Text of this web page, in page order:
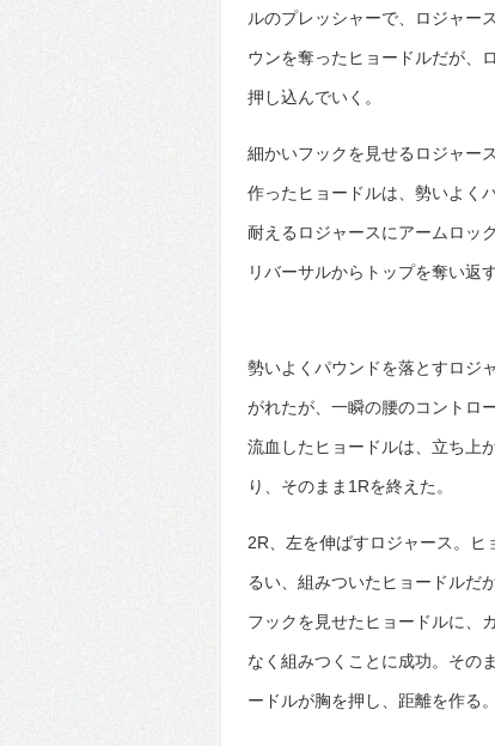
ルのプレッシャーで、ロジャー
ウンを奪ったヒョードルだが、
押し込んでいく。
細かいフックを見せるロジャー
作ったヒョードルは、勢いよく
耐えるロジャースにアームロッ
リバーサルからトップを奪い返す
勢いよくパウンドを落とすロジ
がれたが、一瞬の腰のコントロ
流血したヒョードルは、立ち上
り、そのまま1Rを終えた。
2R、左を伸ばすロジャース。
るい、組みついたヒョードルだ
フックを見せたヒョードルに、
なく組みつくことに成功。その
ードルが胸を押し、距離を作る。